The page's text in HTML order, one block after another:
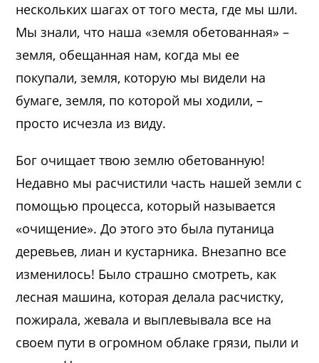
нескольких шагах от того места, где мы шли.
Мы знали, что наша «земля обетованная» –
земля, обещанная нам, когда мы ее
покупали, земля, которую мы видели на
бумаге, земля, по которой мы ходили, –
просто исчезла из виду.
Бог очищает твою землю обетованную!
Недавно мы расчистили часть нашей земли с
помощью процесса, который называется
«очищение». До этого это была путаница
деревьев, лиан и кустарника. Внезапно все
изменилось! Было страшно смотреть, как
лесная машина, которая делала расчистку,
пожирала, жевала и выплевывала все на
своем пути в огромном облаке грязи, пыли и